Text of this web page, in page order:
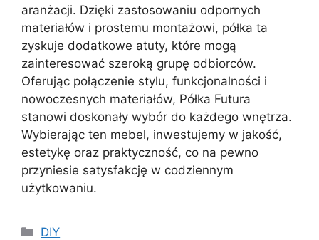
aranżacji. Dzięki zastosowaniu odpornych
materiałów i prostemu montażowi, półka ta
zyskuje dodatkowe atuty, które mogą
zainteresować szeroką grupę odbiorców.
Oferując połączenie stylu, funkcjonalności i
nowoczesnych materiałów, Półka Futura
stanowi doskonały wybór do każdego wnętrza.
Wybierając ten mebel, inwestujemy w jakość,
estetykę oraz praktyczność, co na pewno
przyniesie satysfakcję w codziennym
użytkowaniu.
Kategorie
DIY